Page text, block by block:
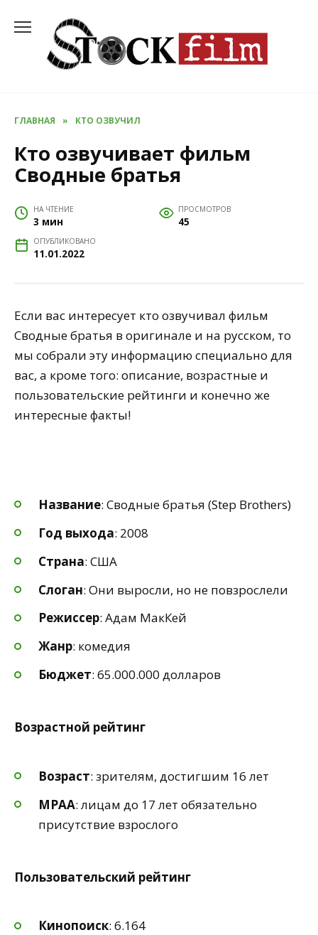
содержанию
ГЛАВНАЯ » КТО ОЗВУЧИЛ
Кто озвучивает фильм
Сводные братья
НА ЧТЕНИЕ
3 мин
ПРОСМОТРОВ
45
ОПУБЛИКОВАНО
11.01.2022
Если вас интересует кто озвучивал фильм
Сводные братья в оригинале и на русском, то
мы собрали эту информацию специально для
вас, а кроме того: описание, возрастные и
пользовательские рейтинги и конечно же
интересные факты!
Название: Сводные братья (Step Brothers)
Год выхода: 2008
Страна: США
Слоган: Они выросли, но не повзрослели
Режиссер: Адам МакКей
Жанр: комедия
Бюджет: 65.000.000 долларов
Возрастной рейтинг
Возраст: зрителям, достигшим 16 лет
MPAA: лицам до 17 лет обязательно
присутствие взрослого
Пользовательский рейтинг
Кинопоиск: 6.164